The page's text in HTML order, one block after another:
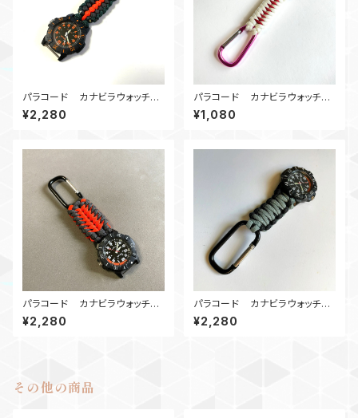
パラコード カナビラウォッチ
Covenant_GOG
¥2,280
パラコード カナビラウォッチ
DragonTeeth_RW
¥1,080
パラコード カナビラウォッチ
Hunter_ORG
¥2,280
パラコード カナビラウォッチ
SBBK1908
¥2,280
その他の商品